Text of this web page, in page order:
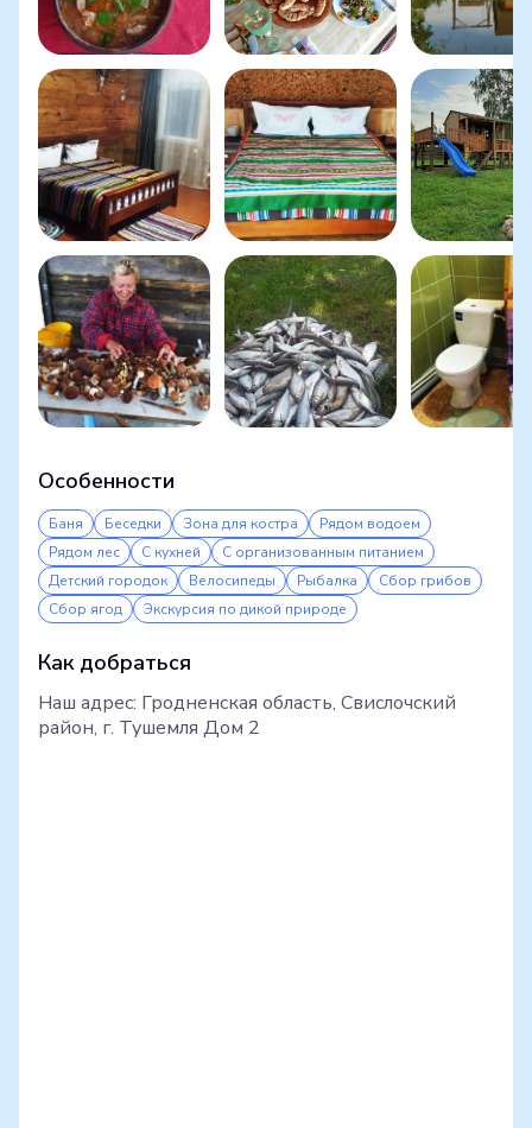
Особенности
Баня Беседки Зона для костра
Рядом водоем
Рядом лес
С кухней
С организованным питанием
Детский городок
Велосипеды Рыбалка
Сбор грибов
Сбор ягод
Экскурсия по дикой природе
Как добраться
Наш адрес: Гродненская область, Свислочский
район, г. Тушемля Дом 2